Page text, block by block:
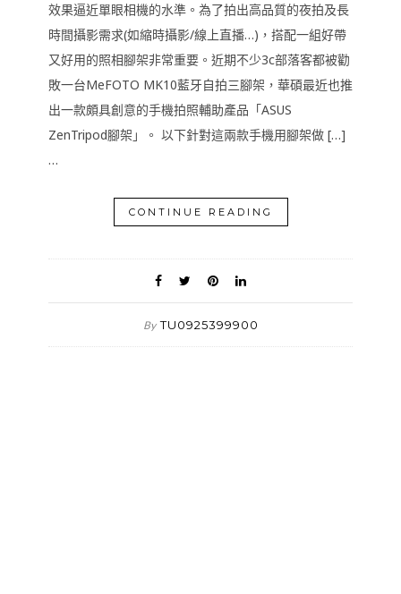
效果逼近單眼相機的水準。為了拍出高品質的夜拍及長
時間攝影需求(如縮時攝影/線上直播…)，搭配一組好帶
又好用的照相腳架非常重要。近期不少3c部落客都被勸
敗一台MeFOTO MK10藍牙自拍三腳架，華碩最近也推
出一款頗具創意的手機拍照輔助產品「ASUS
ZenTripod腳架」。 以下針對這兩款手機用腳架做 […]
…
CONTINUE READING
By TU0925399900